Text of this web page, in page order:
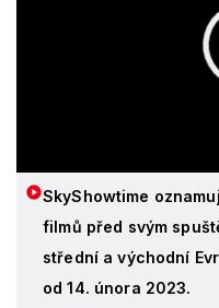
SkyShowtime
filmů před svým
střední a východní
od 14. února 2023.